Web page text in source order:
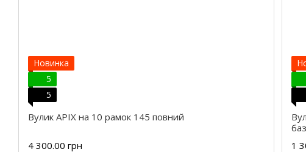
Новинка
5
5
Вулик APIX на 10 рамок 145 повний
4 300.00 грн
1